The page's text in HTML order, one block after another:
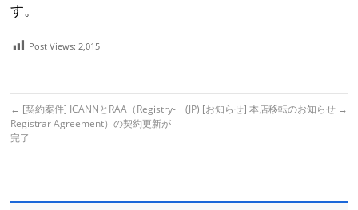
す。
Post Views: 2,015
← [契約案件] ICANNとRAA（Registry-
Registrar Agreement）の契約更新が
完了
(JP) [お知らせ] 本店移転のお知らせ →